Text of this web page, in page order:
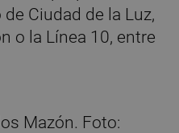
Ciudad de la Luz,
o la Línea 10, entre